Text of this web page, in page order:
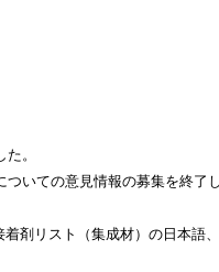
。
いての意見情報の募集を終了し
剤リスト（集成材）の日本語